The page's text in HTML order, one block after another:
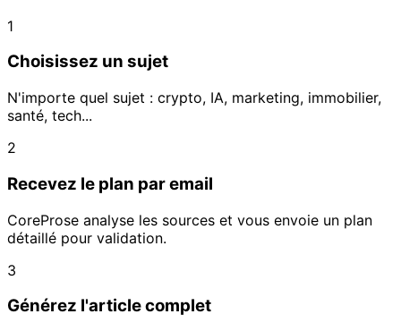
1
Choisissez un sujet
N'importe quel sujet : crypto, IA, marketing, immobilier,
santé, tech...
2
Recevez le plan par email
CoreProse analyse les sources et vous envoie un plan
détaillé pour validation.
3
Générez l'article complet